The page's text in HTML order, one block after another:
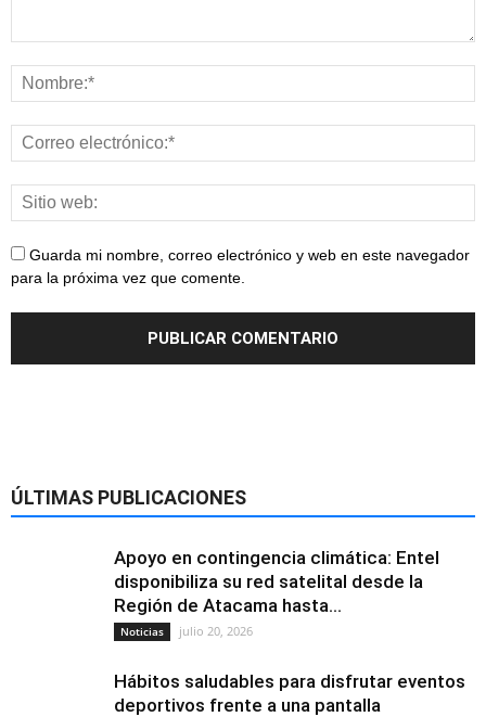
Guarda mi nombre, correo electrónico y web en este navegador
para la próxima vez que comente.
ÚLTIMAS PUBLICACIONES
Apoyo en contingencia climática: Entel
disponibiliza su red satelital desde la
Región de Atacama hasta...
Noticias julio 20, 2026
Hábitos saludables para disfrutar eventos
deportivos frente a una pantalla